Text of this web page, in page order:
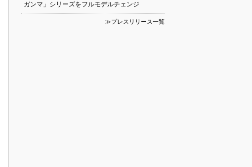
ガンマ」シリーズをフルモデルチェンジ
≫プレスリリース一覧